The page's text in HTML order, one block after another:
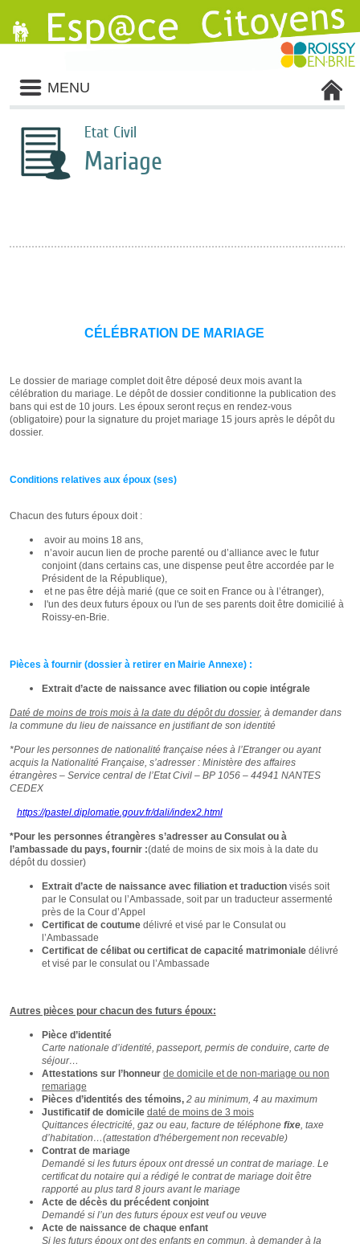
Liste
des
avertissements
MENU
Etat Civil
Mariage